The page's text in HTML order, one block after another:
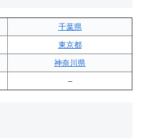
千葉県
東京都
神奈川県
–